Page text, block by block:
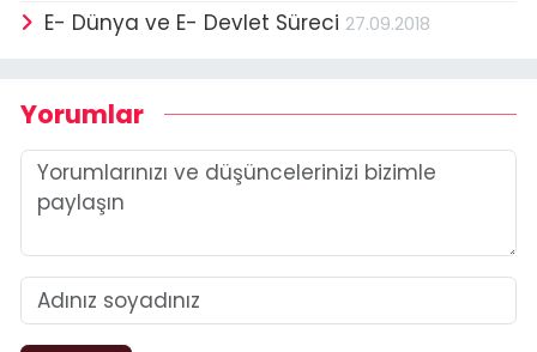
E- Dünya ve E- Devlet Süreci 27.09.2018
Yorumlar